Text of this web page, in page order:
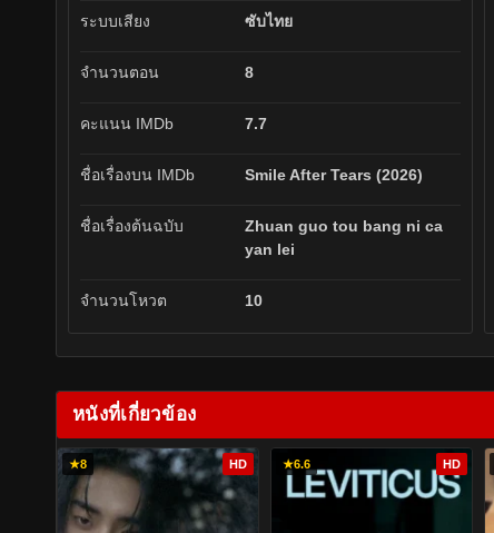
ระบบเสียง ซับไทย
จำนวนตอน 8
คะแนน IMDb 7.7
ชื่อเรื่องบน IMDb Smile After Tears (2026)
ชื่อเรื่องต้นฉบับ
Zhuan guo tou bang ni ca
yan lei
จำนวนโหวต 10
หนังที่เกี่ยวข้อง
★8 HD ★6.6 HD